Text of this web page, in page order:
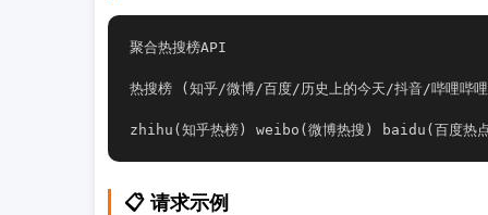
聚合热搜榜API
热搜榜 (知乎/微博/百度/历史上的今天/抖音/哔哩哔
zhihu(知乎热榜) weibo(微博热搜) baidu(百度
📋 请求示例